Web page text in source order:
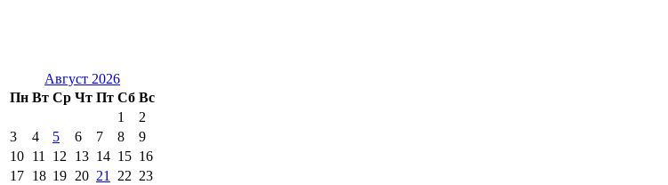
Август 2026
Пн Вт Ср Чт Пт Сб Вс
1
2
3
4 5 6 7 8
9
10 11 12 13 14 15 16
17 18 19 20 21 22 23